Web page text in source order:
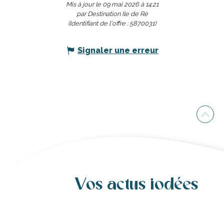
Mis à jour le 09 mai 2026 à 14:21
par Destination Ile de Ré
(Identifiant de l'offre : 5870031)
Signaler une erreur
Vos actus iodées